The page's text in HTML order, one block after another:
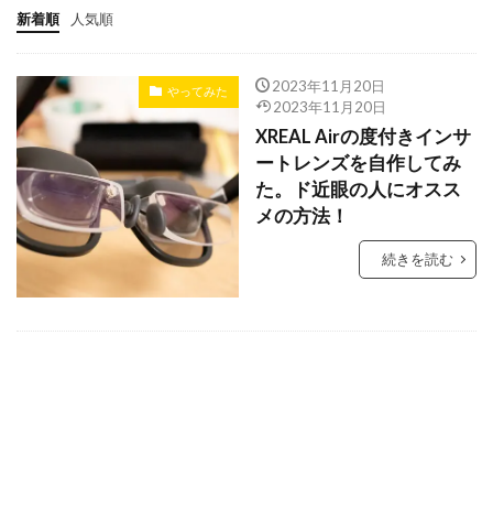
新着順 人気順
やってみた
2023年11月20日
2023年11月20日
XREAL Airの度付きインサ
ートレンズを自作してみ
た。ド近眼の人にオスス
メの方法！
続きを読む